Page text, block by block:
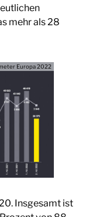
mehr als 28
Europa 2022
Insgesamt ist